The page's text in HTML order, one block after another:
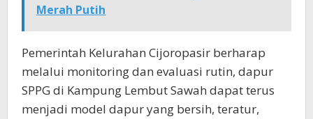
Merah Putih
Pemerintah Kelurahan Cijoropasir berharap
melalui monitoring dan evaluasi rutin, dapur
SPPG di Kampung Lembut Sawah dapat terus
menjadi model dapur yang bersih, teratur,